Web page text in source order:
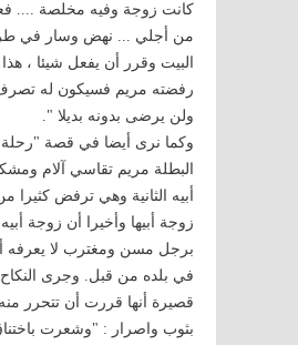
كانت زوجة وفيه مخلصة ....
من أجلي ... نهض وسار في
البيت وقرر أن يفعل شيئا ،
رفضته مريم فسيكون له
ولن يرضى بدونه بديلا ".
وكما نرى أيضا في قصة "رحلة
البطلة مريم تقاسي آلام
أبيه الثانية وهي ترفض كثيرا
زوجة أبيها وأخيرا أن زوجة
برجل مسن ومغترب لا يعرفه
في بلده من قبل. وجرى
قصيرة أنها قررت أن تتحرر
بثوب واصرار : "وشعرت